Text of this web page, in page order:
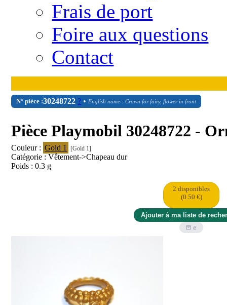
Frais de port
Foire aux questions
Contact
N° pièce :30248722 ? •English name : Crown for fairy, flower in front
Pièce Playmobil 30248722 -
Couleur : Gold 1 [Gold 1]
Catégorie : Vêtement->Chapeau dur
Poids : 0.3 g
2 disponibles
(0.50 €)